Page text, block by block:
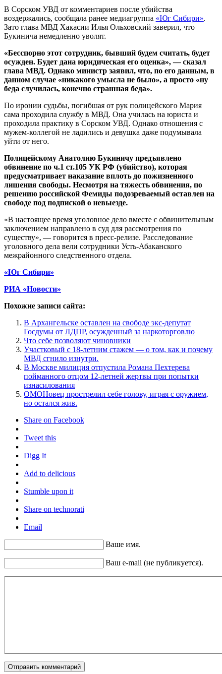
В Сорском УВД от комментариев после убийства
воздержались, сообщала ранее медиагруппа «Юг Сибири».
Зато глава МВД Хакасии Илья Ольховский заверил, что
Букинича немедленно уволят.
«Бесспорно этот сотрудник, бывший будем считать, будет
осужден. Будет дана юридическая его оценка», — сказал
глава МВД. Однако министр заявил, что, по его данным, в
данном случае «никакого умысла не было», а просто «ну
беда случилась, конечно страшная беда».
По иронии судьбы, погибшая от рук полицейского Мария
сама проходила службу в МВД. Она училась на юриста и
проходила практику в Сорском УВД. Однако отношения с
мужем-коллегой не ладились и девушка даже подумывала
уйти от него.
Полицейскому Анатолию Букиничу предъявлено
обвинение по ч.1 ст.105 УК РФ (убийство), которая
предусматривает наказание вплоть до пожизненного
лишения свободы. Несмотря на тяжесть обвинения, по
решению российской Фемиды подозреваемый оставлен на
свободе под подпиской о невыезде.
«В настоящее время уголовное дело вместе с обвинительным
заключением направлено в суд для рассмотрения по
существу», — говорится в пресс-релизе. Расследование
уголовного дела вели сотрудники Усть-Абаканского
межрайонного следственного отдела.
«Юг Сибири»
РИА «Новости»
Похожие записи сайта:
В Архангельске оставлен на свободе экс-депутат
Госдумы от ЛДПР, осужденный за наркоторговлю
Что себе позволяют чиновники
Участковый с 18-летним стажем — о том, как и почему
МВД сгнило изнутри.
В Москве милиция отпустила Романа Пехтерева
пойманного отцом 12-летней жертвы при попытки
изнасилования
ОМОНовец прострелил себе голову, играя с оружием,
но остался жив.
Share on Facebook
Tweet this
Digg It
Add to delicious
Stumble upon it
Share on technorati
Email
Ваше имя.
Ваш e-mail (не публикуется).